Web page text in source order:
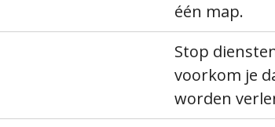
één map.
Stop
voorkom je
worden